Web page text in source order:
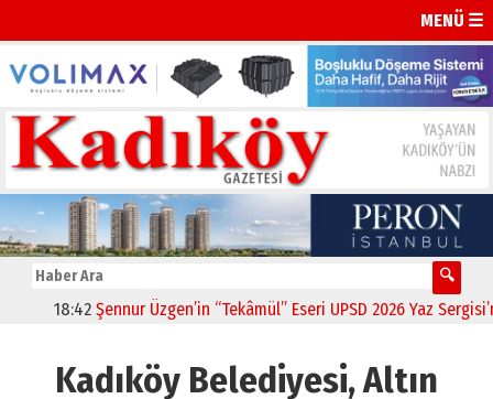
MENÜ ☰
18:42 Şennur Üzgen’in “Tekâmül” Eseri UPSD 2026 Yaz
Kadıköy Belediyesi, Altın